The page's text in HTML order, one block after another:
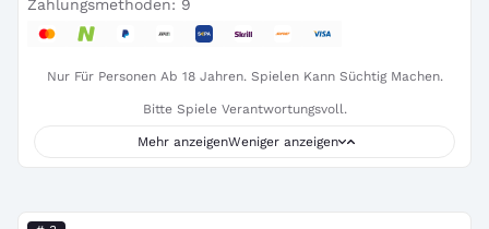
Zahlungsmethoden: 9
Nur Für Personen Ab 18 Jahren. Spielen Kann Süchtig Machen.
Bitte Spiele Verantwortungsvoll.
Mehr anzeigenWeniger anzeigen